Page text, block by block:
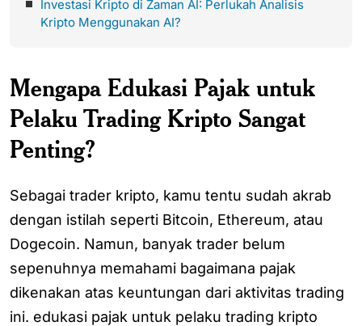
Investasi Kripto di Zaman AI: Perlukah Analisis
Kripto Menggunakan AI?
Mengapa Edukasi Pajak untuk
Pelaku Trading Kripto Sangat
Penting?
Sebagai trader kripto, kamu tentu sudah akrab
dengan istilah seperti Bitcoin, Ethereum, atau
Dogecoin. Namun, banyak trader belum
sepenuhnya memahami bagaimana pajak
dikenakan atas keuntungan dari aktivitas trading
ini. edukasi pajak untuk pelaku trading kripto